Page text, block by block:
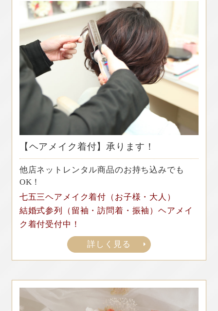
【ヘアメイク着付】承ります！
他店ネットレンタル商品のお持ち込みでも
OK！
七五三ヘアメイク着付（お子様・大人）
結婚式参列（留袖・訪問着・振袖）ヘアメイ
ク着付受付中！
詳しく見る